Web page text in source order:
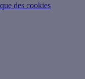
des cookies